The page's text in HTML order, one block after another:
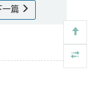
一篇